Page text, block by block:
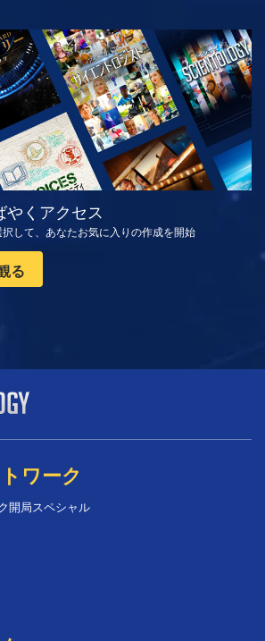
シリーズを探求
やくアクセス
して、あなたお気に入りの作成を開始
る
ワーク
開局スペシャル